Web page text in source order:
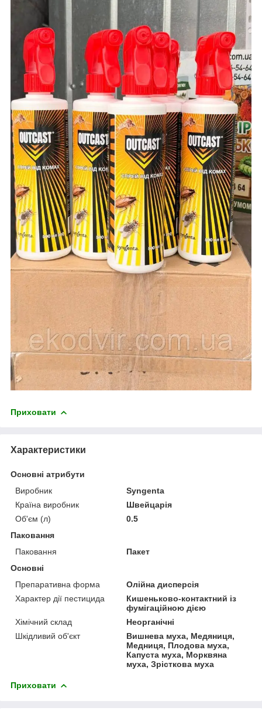
Приховати
Характеристики
Основні атрибути
Виробник
Syngenta
Країна виробник
Швейцарія
Об'єм (л)
0.5
Паковання
Паковання
Пакет
Основні
Препаративна форма
Олійна дисперсія
Характер дії пестицида
Кишеньково-контактний із
фумігаційною дією
Хімічний склад
Неорганічні
Шкідливий об'єкт
Вишнева муха, Медяниця,
Медниця, Плодова муха,
Капуста муха, Морквяна
муха, Зрісткова муха
Приховати